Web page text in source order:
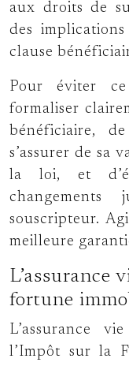
aux droits de
des
clause
Pour éviter
formaliser
bénéficiaire,
s’assurer de sa
la loi, et
souscripteur.
meilleure
L’assurance
fortune
L’assurance
l’Impôt sur la